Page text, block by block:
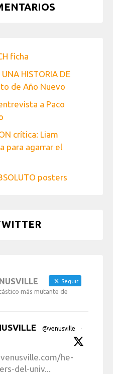
ficha
UNA HISTORIA DE
de Año Nuevo
a Paco
crítica: Liam
para agarrar el
posters
Seguir
más mutante de
@venusville
·
he-
del-univ...